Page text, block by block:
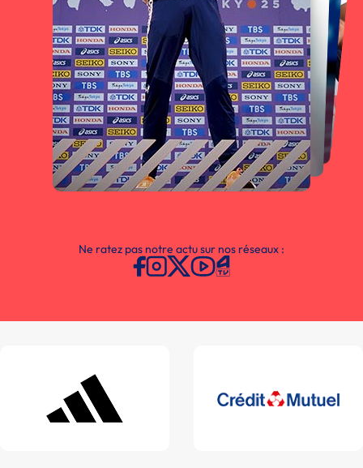
Ne ratez pas notre actu sur nos réseaux :